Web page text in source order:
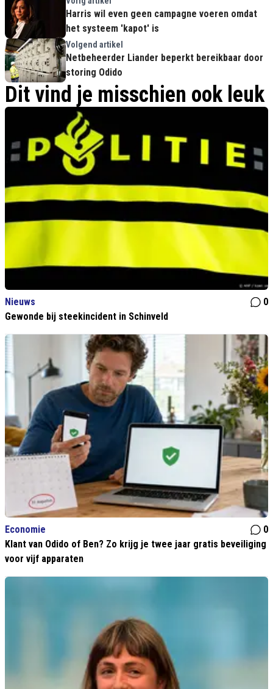
Harris wil even geen campagne voeren omdat
het systeem 'kapot' is
Volgend artikel
Netbeheerder Liander beperkt bereikbaar door
storing Odido
Dit vind je misschien ook leuk
Nieuws
0
Gewonde bij steekincident in Schinveld
Economie
0
Klant van Odido of Ben? Zo krijg je twee jaar gratis beveiliging
voor vijf apparaten